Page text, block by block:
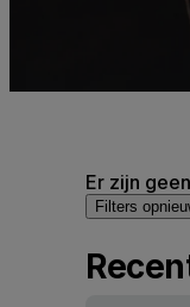
Er zijn
Filters